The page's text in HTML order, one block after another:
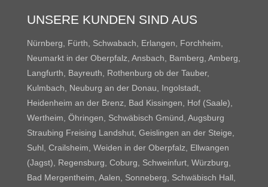
UNSERE KUNDEN SIND AUS
Nürnberg, Fürth, Schwabach, Erlangen, Forchheim,
Neumarkt in der Oberpfalz, Ansbach, Bamberg, Amberg,
Langfurth, Bayreuth, Rothenburg ob der Tauber,
Kulmbach, Neuburg an der Donau, Ingolstadt,
Heidenheim an der Brenz, Bad Kissingen, Hof (Saale),
Wertheim, Öhringen, Schwäbisch Gmünd, Augsburg
Straubing Freising Landshut, Geislingen an der Steige,
Suhl, Crailsheim, Weiden in der Oberpfalz, Ellwangen
(Jagst), Regensburg, Coburg, Schweinfurt, Würzburg,
Bad Mergentheim, Aalen, Sonneberg, Schwäbisch Hall,